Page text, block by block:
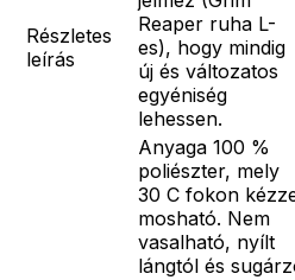
Részletes
leírás
Reaper ruha L-
es), hogy mindig
új és változatos
egyéniség
lehessen.
Anyaga 100 %
poliészter, mely
30 C fokon
mosható. Nem
vasalható, nyílt
lángtól és